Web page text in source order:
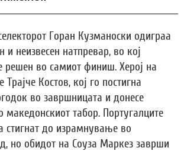
Горан Кузманоски одиграа
и неизвесен натпревар, во кој
решен во самиот финиш. Херој на
Костов, кој го постигна
во завршницата и донесе
македонскиот табор. Португалците
до израмнување во
но обидот на Соуза Маркез заврши